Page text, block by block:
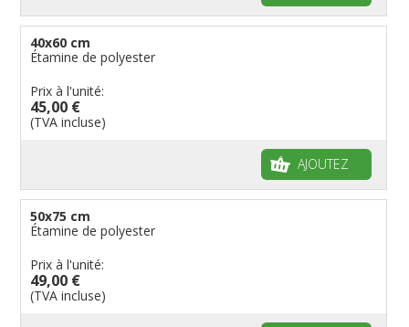
40x60 cm
Étamine de polyester
Prix à l'unité:
45,00 €
(TVA incluse)
AJOUTEZ
50x75 cm
Étamine de polyester
Prix à l'unité:
49,00 €
(TVA incluse)